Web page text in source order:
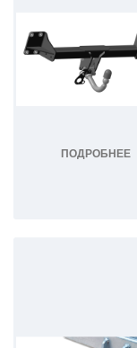
ПОДРОБНЕЕ